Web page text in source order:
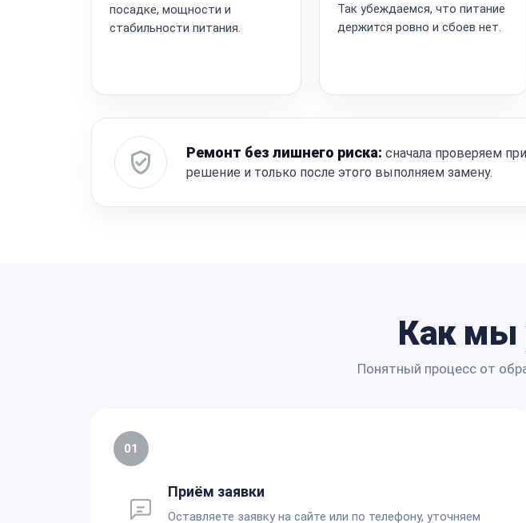
посадке, мощности и
стабильности питания.
Так убеждаемся, что питание
держится ровно и сбоев нет.
Ремонт без лишнего риска: сначала проверяем
решение и только после этого выполняем замену.
Как мы
Понятный процесс от
01
Приём заявки
Оставляете заявку на сайте или по телефону, уточняем